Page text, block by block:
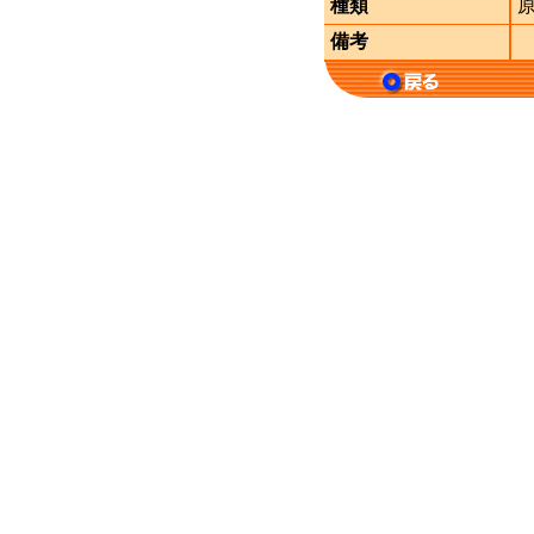
種類
備考